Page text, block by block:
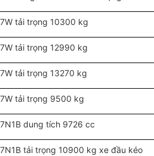
tải trọng 10300 kg
tải trọng 12990 kg
tải trọng 13270 kg
tải trọng 9500 kg
dung tích 9726 cc
tải trọng 10900 kg xe đầu kéo